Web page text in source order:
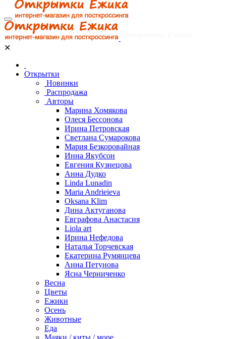
✕
Открытки
Новинки
Распродажа
Авторы
Марина Хомякова
Олеся Бессонова
Ирина Петровская
Светлана Сумарокова
Мария Безкоровайная
Инна Якубсон
Евгения Кузнецова
Анна Дудко
Linda Lunadin
Maria Andrieieva
Oksana Klim
Дина Актуганова
Евграфова Анастасия
Liola art
Ирина Нефедова
Наталья Торчевская
Екатерина Румянцева
Анна Петунова
Ясна Черниченко
Весна
Цветы
Ежики
Осень
Животные
Еда
Маяки / киты / море